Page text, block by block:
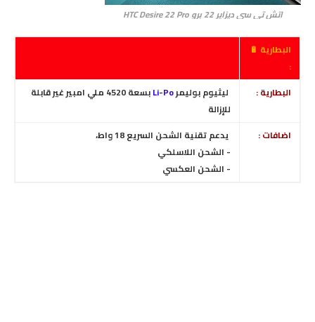
اتش تي سي ديزاير 22 برو HTC Desire 22 Pro
البطارية 🔋
:
البطارية :
ليثيوم بوليمرLi-Po
بسعة 4520 ملي امبير غير قابلة
للإزالة
اضافات :
يدعم تقنية الشحن السريع 18 واط،
- الشحن اللاسلكي
- الشحن العكسي